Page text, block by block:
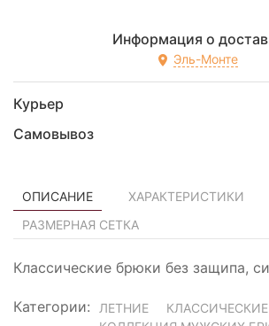
Информация о
Эль-Монте
Курьер
Самовывоз
ОПИСАНИЕ ХАРАКТЕРИСТИКИ
РАЗМЕРНАЯ СЕТКА
Классические брюки без защипа,
Категории: ЛЕТНИЕ